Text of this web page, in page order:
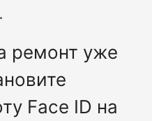
ремонт уже
Face ID на